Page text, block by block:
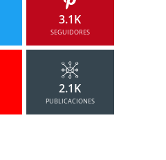
3.1K
SEGUIDORES
2.1K
PUBLICACIONES